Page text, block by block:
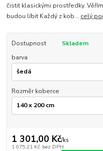
čistit klasickými prostředky.
budou líbit Každý z kob... celý
Dostupnost
Skladem
barva
Rozměr koberce
1 301,00 Kč/ks
1 075,21 Kč bez DPH